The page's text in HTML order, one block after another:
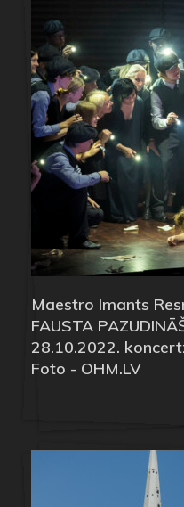
Maestro Imants
FAUSTA
28.10.2022.
Foto - OHM.LV